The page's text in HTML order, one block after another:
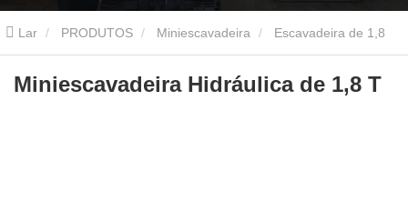
Lar PRODUTOS Miniescavadeira Escavadeira de 1,8
toneladas Miniescavadeira Hidráulica de 1,8 T
Miniescavadeira Hidráulica de 1,8 T